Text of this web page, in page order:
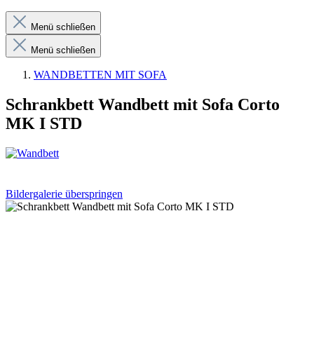
Menü schließen
Menü schließen
WANDBETTEN MIT SOFA
Schrankbett Wandbett mit Sofa Corto
MK I STD
Bildergalerie überspringen